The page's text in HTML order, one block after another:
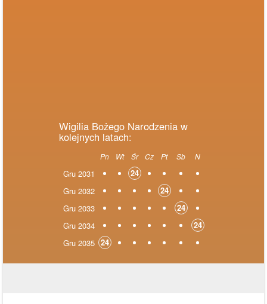
Wigilia Bożego Narodzenia w
kolejnych latach:
Pn Wt Śr Cz Pt Sb N
Gru 2031
24
Gru 2032
24
Gru 2033
24
Gru 2034
24
Gru 2035 24